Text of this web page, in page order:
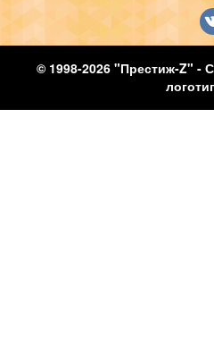
© 1998-2026 "Престиж-Z" -